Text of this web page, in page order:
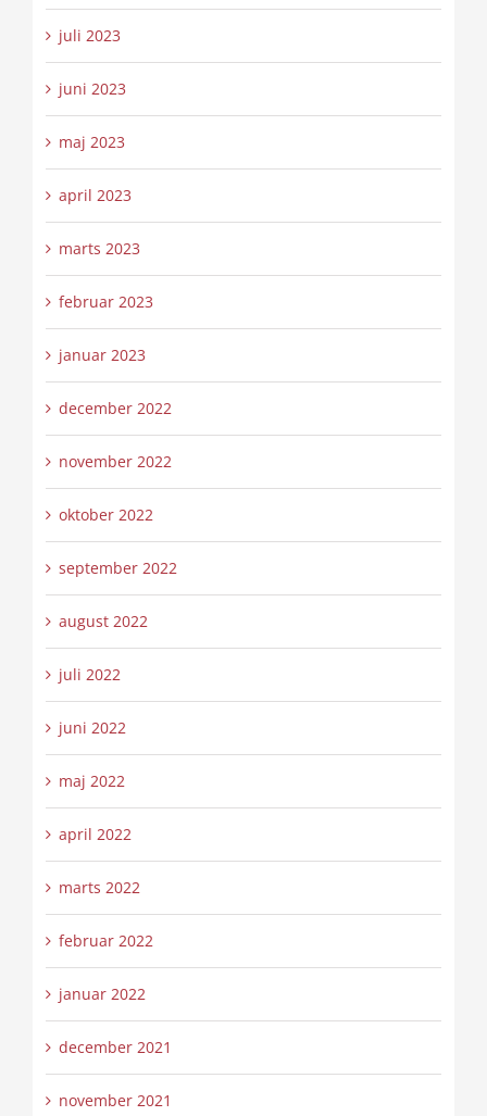
juli 2023
juni 2023
maj 2023
april 2023
marts 2023
februar 2023
januar 2023
december 2022
november 2022
oktober 2022
september 2022
august 2022
juli 2022
juni 2022
maj 2022
april 2022
marts 2022
februar 2022
januar 2022
december 2021
november 2021